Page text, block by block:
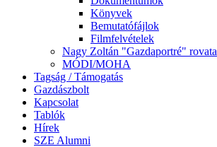
Könyvek
Bemutatófájlok
Filmfelvételek
Nagy Zoltán "Gazdaportré" rovata
MÓDI/MOHA
Tagság / Támogatás
Gazdászbolt
Kapcsolat
Tablók
Hírek
SZE Alumni